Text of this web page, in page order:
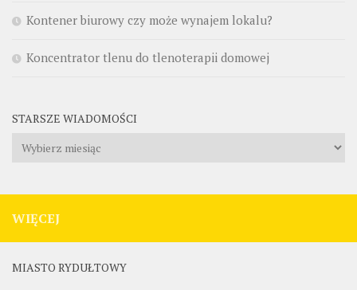
Kontener biurowy czy może wynajem lokalu?
Koncentrator tlenu do tlenoterapii domowej
STARSZE WIADOMOŚCI
Starsze
WIĘCEJ
MIASTO RYDUŁTOWY